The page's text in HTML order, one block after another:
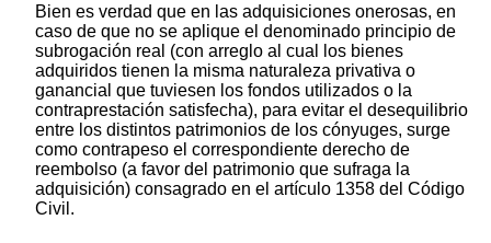
Bien es verdad que en las adquisiciones onerosas, en
caso de que no se aplique el denominado principio de
subrogación real (con arreglo al cual los bienes
adquiridos tienen la misma naturaleza privativa o
ganancial que tuviesen los fondos utilizados o la
contraprestación satisfecha), para evitar el desequilibrio
entre los distintos patrimonios de los cónyuges, surge
como contrapeso el correspondiente derecho de
reembolso (a favor del patrimonio que sufraga la
adquisición) consagrado en el artículo 1358 del Código
Civil.